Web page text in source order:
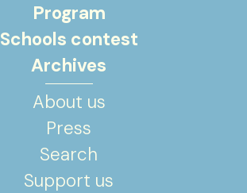
Program
Schools contest
Archives
About us
Press
Search
Support us